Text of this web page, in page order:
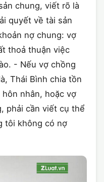
chung, viết rõ là
quyết về tài sản
nợ chung: vợ
thoả thuận việc
- Nếu vợ chồng
Thái Bình chia tồn
nhân, hoặc vợ
phải cần viết cụ thể
tôi không có nợ